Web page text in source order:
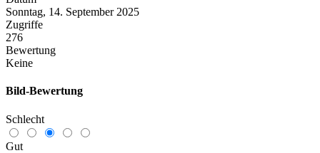
Sonntag, 14. September 2025
Zugriffe
276
Bewertung
Keine
Bild-Bewertung
Schlecht
Gut